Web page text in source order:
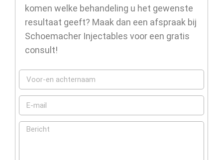
komen welke behandeling u het gewenste
resultaat geeft? Maak dan een afspraak bij
Schoemacher Injectables voor een gratis
consult!